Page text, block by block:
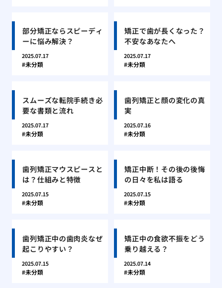
部分矯正ならスピーディ
ーに悩み解決？
2025.07.17
未分類
矯正で歯が長くなった？
不安なあなたへ
2025.07.17
未分類
スムーズな転院手続き必
要な書類と流れ
2025.07.17
未分類
歯列矯正と顔の変化の真
実
2025.07.16
未分類
歯列矯正マウスピースと
は？仕組みと特徴
2025.07.15
未分類
矯正中断！その後の後悔
の日々を私は語る
2025.07.15
未分類
歯列矯正中の歯肉炎なぜ
起こりやすい？
2025.07.15
未分類
矯正中の食欲不振をどう
乗り越える？
2025.07.14
未分類